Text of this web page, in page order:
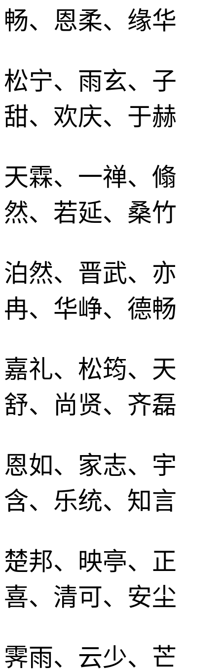
畅、恩柔、缘华
松宁、雨玄、子
甜、欢庆、于赫
天霖、一禅、翛
然、若延、桑竹
泊然、晋武、亦
冉、华峥、德畅
嘉礼、松筠、天
舒、尚贤、齐磊
恩如、家志、宇
含、乐统、知言
楚邦、映亭、正
喜、清可、安尘
霁雨、云少、芒